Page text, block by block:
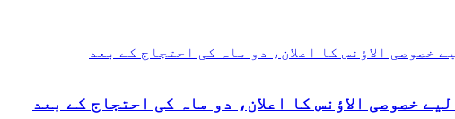
خصوصی الاؤنس کا اعلان، دو ماہ کی احتجاج کے بعد